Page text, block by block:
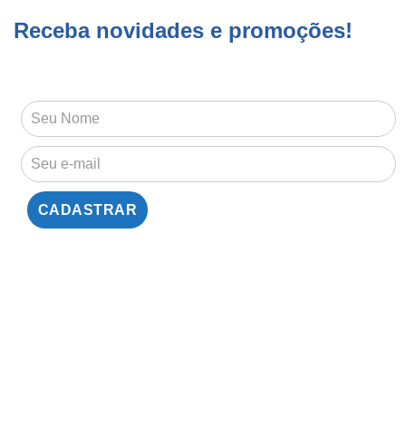
Receba novidades e promoções!